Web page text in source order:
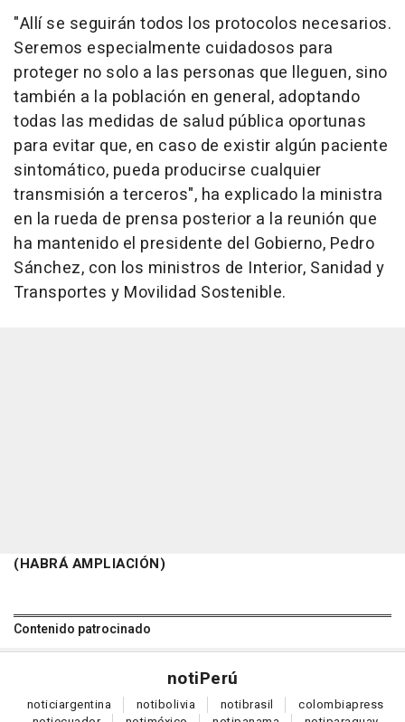
"Allí se seguirán todos los protocolos necesarios.
Seremos especialmente cuidadosos para
proteger no solo a las personas que lleguen, sino
también a la población en general, adoptando
todas las medidas de salud pública oportunas
para evitar que, en caso de existir algún paciente
sintomático, pueda producirse cualquier
transmisión a terceros", ha explicado la ministra
en la rueda de prensa posterior a la reunión que
ha mantenido el presidente del Gobierno, Pedro
Sánchez, con los ministros de Interior, Sanidad y
Transportes y Movilidad Sostenible.
(HABRÁ AMPLIACIÓN)
Contenido patrocinado
notiPerú
noticiargentina notibolivia notibrasil colombiapress